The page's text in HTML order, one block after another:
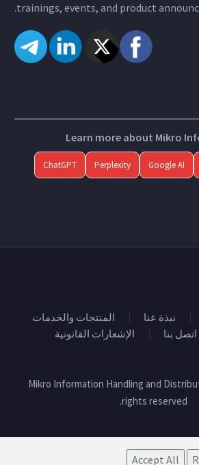
trainings, events, and product
Learn more about Mikro
ChatGPT Perplexity Google AI
نبذة عنا
المنتجات والخدمات
اتصل بنا الإشعارات القانونية
© 2010 Mikro Information Handling and
rights reserved.
Accept All